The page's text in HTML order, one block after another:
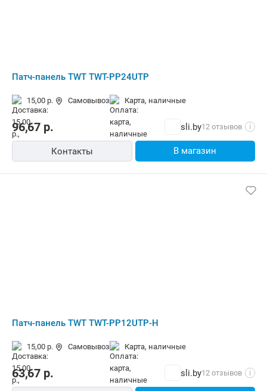
Патч-панель TWT TWT-PP24UTP
15,00 р. Самовывоз карта, наличные
96,67 р. sli.by12 отзывов i
Контакты В магазин
Патч-панель TWT TWT-PP12UTP-H
15,00 р. Самовывоз карта, наличные
63,67 р. sli.by12 отзывов i